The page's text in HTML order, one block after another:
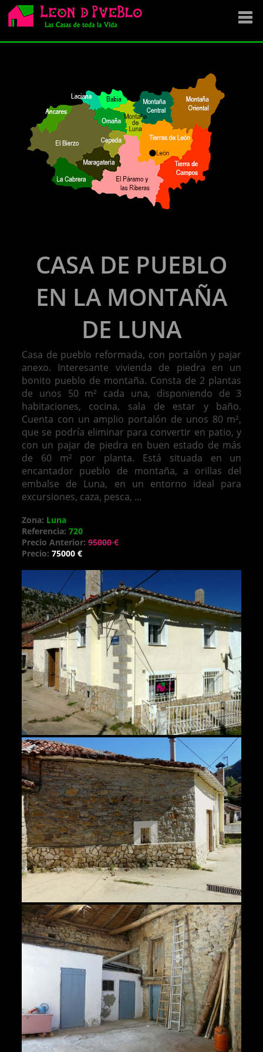
SE VENDE
OFERTAS
NOVEDADES
VENDEMOS TU CASA
DÓNDE COMPRAR ?
CASA DE PUEBLO
EN LA MONTAÑA
DE LUNA
Casa de pueblo reformada, con portalón y pajar
anexo. Interesante vivienda de piedra en un
bonito pueblo de montaña. Consta de 2 plantas
de unos 50 m² cada una, disponiendo de 3
habitaciones, cocina, sala de estar y baño.
Cuenta con un amplio portalón de unos 80 m²,
que se podría eliminar para convertir en patio, y
con un pajar de piedra en buen estado de más
de 60 m² por planta. Está situada en un
encantador pueblo de montaña, a orillas del
embalse de Luna, en un entorno ideal para
excursiones, caza, pesca, ...
Zona: Luna
Referencia: 720
Precio Anterior: 95000 €
Precio: 75000 €